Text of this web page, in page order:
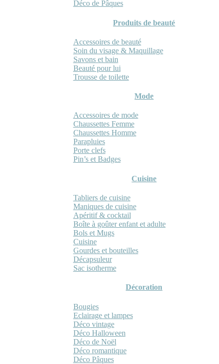
Déco de Pâques
Produits de beauté
Accessoires de beauté
Soin du visage & Maquillage
Savons et bain
Beauté pour lui
Trousse de toilette
Mode
Accessoires de mode
Chaussettes Femme
Chaussettes Homme
Parapluies
Porte clefs
Pin’s et Badges
Cuisine
Tabliers de cuisine
Maniques de cuisine
Apéritif & cocktail
Boîte à goûter enfant et adulte
Bols et Mugs
Cuisine
Gourdes et bouteilles
Décapsuleur
Sac isotherme
Décoration
Bougies
Eclairage et lampes
Déco vintage
Déco Halloween
Déco de Noël
Déco romantique
Déco Pâques